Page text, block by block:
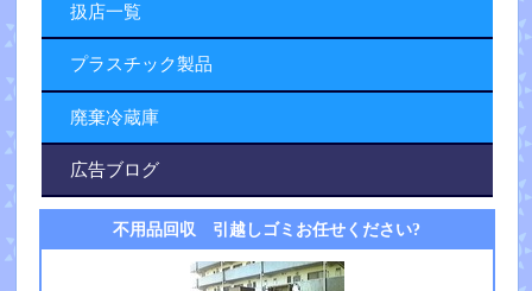
扱店一覧
プラスチック製品
廃棄冷蔵庫
広告ブログ
不用品回収 引越しゴミお任せください?